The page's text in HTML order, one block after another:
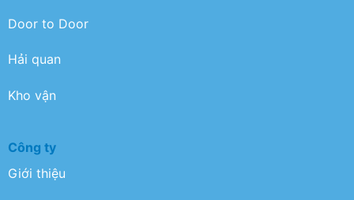
Door to Door
Hải quan
Kho vận
Công ty
Giới thiệu